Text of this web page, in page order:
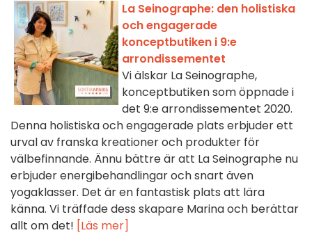
La Seinographe: den holistiska
och engagerade
konceptbutiken i 9:e
arrondissementet
Vi älskar La Seinographe,
konceptbutiken som öppnade i
det 9:e arrondissementet 2020.
Denna holistiska och engagerade plats erbjuder ett
urval av franska kreationer och produkter för
välbefinnande. Ännu bättre är att La Seinographe nu
erbjuder energibehandlingar och snart även
yogaklasser. Det är en fantastisk plats att lära
känna. Vi träffade dess skapare Marina och berättar
allt om det! [Läs mer]